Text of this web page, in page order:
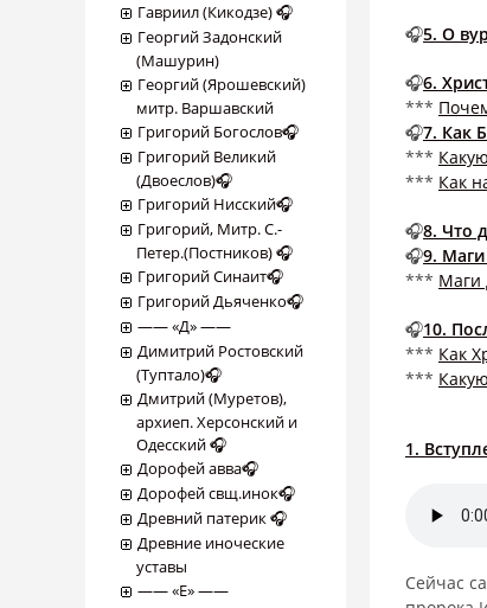
🎧5. О
🎧6.
***
🎧7. Как
***
*** Как
🎧8. Что
🎧9.
*** Маги
🎧10.
*** Как
***
1.
Сейчас
Гавриил (Кикодзе) 🎧
Георгий Задонский
(Машурин)
Георгий (Ярошевский)
митр. Варшавский
Григорий Богослов🎧
Григорий Великий
(Двоеслов)🎧
Григорий Нисский🎧
Григорий, Митр. С.-
Петер.(Постников) 🎧
Григорий Синаит🎧
Григорий Дьяченко🎧
―― «Д» ――
Димитрий Ростовский
(Туптало)🎧
Дмитрий (Муретов),
архиеп. Херсонский и
Одесский 🎧
Дорофей авва🎧
Дорофей свщ.инок🎧
Древний патерик 🎧
Древние иноческие
уставы
―― «Е» ――